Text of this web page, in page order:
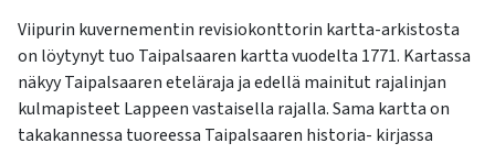
Viipurin kuvernementin revisiokonttorin kartta-arkistosta
on löytynyt tuo Taipalsaaren kartta vuodelta 1771. Kartassa
näkyy Taipalsaaren eteläraja ja edellä mainitut rajalinjan
kulmapisteet Lappeen vastaisella rajalla. Sama kartta on
takakannessa tuoreessa Taipalsaaren historia- kirjassa